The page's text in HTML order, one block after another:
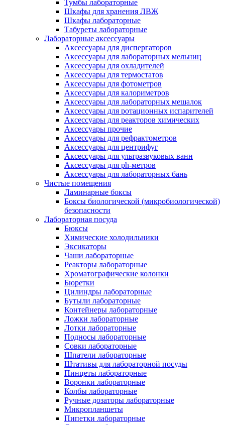
Тумбы лабораторные
Шкафы для хранения ЛВЖ
Шкафы лабораторные
Табуреты лабораторные
Лабораторные аксессуары
Аксессуары для диспергаторов
Аксессуары для лабораторных мельниц
Аксессуары для охладителей
Аксессуары для термостатов
Аксессуары для фотометров
Аксессуары для калориметров
Аксессуары для лабораторных мешалок
Аксессуары для ротационных испарителей
Аксессуары для реакторов химических
Аксессуары прочие
Аксессуары для рефрактометров
Аксессуары для центрифуг
Аксессуары для ультразвуковых ванн
Аксессуары для ph-метров
Аксессуары для лабораторных бань
Чистые помещения
Ламинарные боксы
Боксы биологической (микробиологической)
безопасности
Лабораторная посуда
Бюксы
Химические холодильники
Эксикаторы
Чаши лабораторные
Реакторы лабораторные
Хроматографические колонки
Бюретки
Цилиндры лабораторные
Бутыли лабораторные
Контейнеры лабораторные
Ложки лабораторные
Лотки лабораторные
Подносы лабораторные
Совки лабораторные
Шпатели лабораторные
Штативы для лабораторной посуды
Пинцеты лабораторные
Воронки лабораторные
Колбы лабораторные
Ручные дозаторы лабораторные
Микропланшеты
Пипетки лабораторные